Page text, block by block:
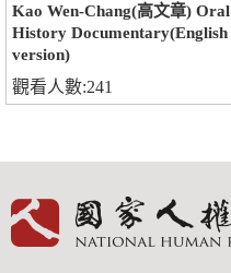
Kao Wen-Chang(高文章) Oral
History Documentary(English
version)
觀看人數:241